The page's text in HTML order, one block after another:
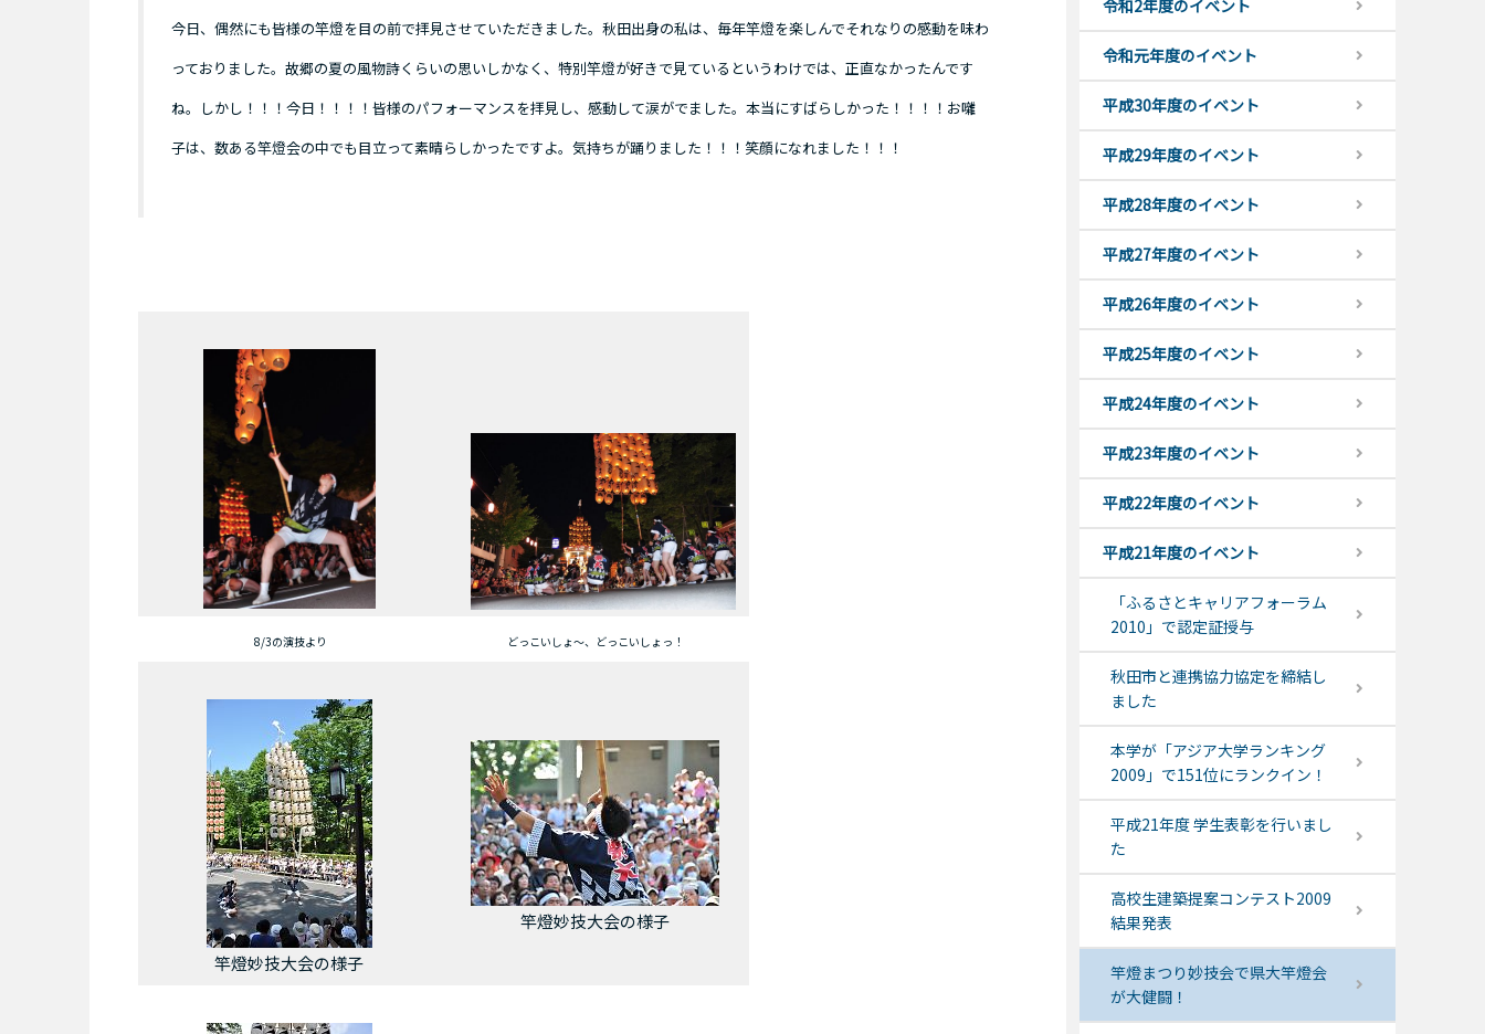
今日、偶然にも皆様の竿燈を目の前で拝見させていただきました。秋田出身の私は、毎年竿燈を楽しんでそれなりの感動を味わ
っておりました。故郷の夏の風物詩くらいの思いしかなく、特別竿燈が好きで見ているというわけでは、正直なかったんです
ね。しかし！！！今日！！！！皆様のパフォーマンスを拝見し、感動して涙がでました。本当にすばらしかった！！！！お囃
子は、数ある竿燈会の中でも目立って素晴らしかったですよ。気持ちが踊りました！！！笑顔になれました！！！
8/3の演技より どっこいしょ～、どっこいしょっ！
竿燈妙技大会の様子
竿燈妙技大会の様子
令和2年度のイベント
令和元年度のイベント
平成30年度のイベント
平成29年度のイベント
平成28年度のイベント
平成27年度のイベント
平成26年度のイベント
平成25年度のイベント
平成24年度のイベント
平成23年度のイベント
平成22年度のイベント
平成21年度のイベント
「ふるさとキャリアフォーラム
2010」で認定証授与
秋田市と連携協力協定を締結し
ました
本学が「アジア大学ランキング
2009」で151位にランクイン！
平成21年度 学生表彰を行いまし
た
高校生建築提案コンテスト2009
結果発表
竿燈まつり妙技会で県大竿燈会
が大健闘！